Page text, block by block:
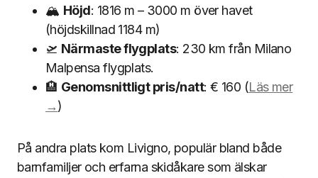
🏔 Höjd: 1816 m – 3000 m över havet
(höjdskillnad 1184 m)
🛫 Närmaste flygplats: 230 km från Milano
Malpensa flygplats.
🏨 Genomsnittligt pris/natt: € 160 (Läs mer
→)
På andra plats kom Livigno, populär bland både
barnfamiljer och erfarna skidåkare som älskar